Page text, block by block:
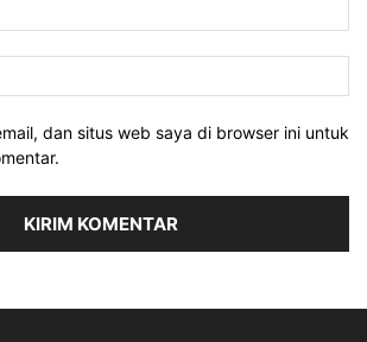
dan situs web saya di browser ini untuk